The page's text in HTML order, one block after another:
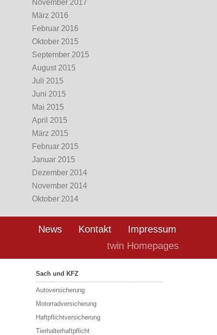
November 2017
März 2016
Februar 2016
Oktober 2015
September 2015
August 2015
Juli 2015
Juni 2015
Mai 2015
April 2015
März 2015
Februar 2015
Januar 2015
Dezember 2014
November 2014
Oktober 2014
News Kontakt
Impressum
twin Homepages
Sach und KFZ
Autoversicherung
Motorradversicherung
Haftpflichtversicherung
Tierhalterhaftpflicht